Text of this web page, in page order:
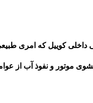
داخلی کوییل که امری
موتور و نفوذ آب از